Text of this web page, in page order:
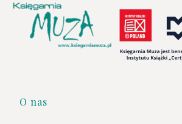
Linki w stopce
O nas